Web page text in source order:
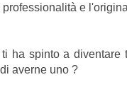
e
ha spinto a
averne uno ?